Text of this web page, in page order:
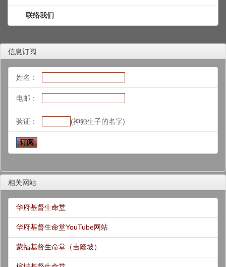
联络我们
信息订阅
姓名：
电邮：
验证： (神独生子的名字)
相关网站
华府基督生命堂
华府基督生命堂YouTube网站
蒙福基督生命堂（吉隆坡）